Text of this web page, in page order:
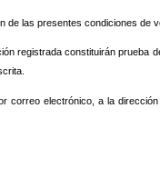
de las presentes condiciones
registrada constituirán prueba
correo electrónico, a la